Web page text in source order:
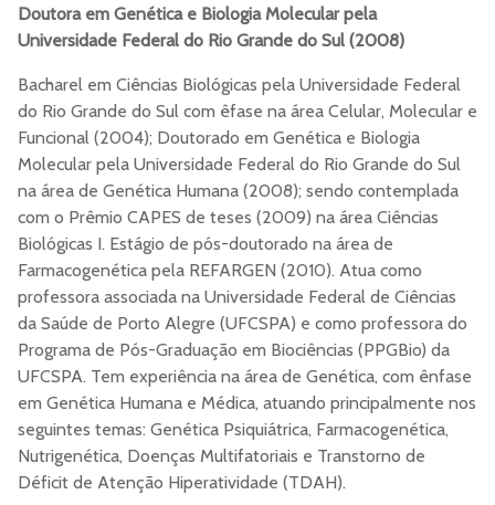
ORCID
Currículo Lattes
Site
Doutora em Genética e Biologia Molecularpela
Universidade Federal do Rio Grande do Sul (2008)
Bacharel em Ciências Biológicas pela Universidade Federal
do Rio Grande do Sul com êfase na área Celular, Molecular e
Funcional (2004); Doutorado em Genética e Biologia
Molecular pela Universidade Federal do Rio Grande do Sul
na área de Genética Humana (2008); sendo contemplada
com o Prêmio CAPES de teses (2009) na área Ciências
Biológicas I. Estágio de pós-doutorado na área de
Farmacogenética pela REFARGEN (2010). Atua como
professora associada na Universidade Federal de Ciências
da Saúde de Porto Alegre (UFCSPA) e como professora do
Programa de Pós-Graduação em Biociências (PPGBio) da
UFCSPA. Tem experiência na área de Genética, com ênfase
em Genética Humana e Médica, atuando principalmente nos
seguintes temas: Genética Psiquiátrica, Farmacogenética,
Nutrigenética, Doenças Multifatoriais e Transtorno de
Déficit de Atenção Hiperatividade (TDAH).